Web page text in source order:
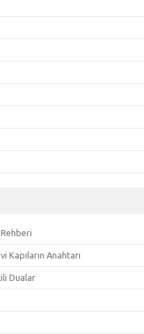
Kapıların Anahtarı
Dualar